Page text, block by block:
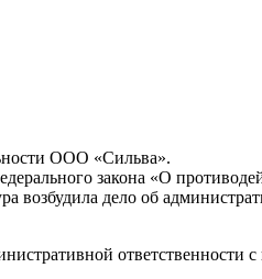
ООО «Сильва».
закона «О
возбудила дело об
ответственности